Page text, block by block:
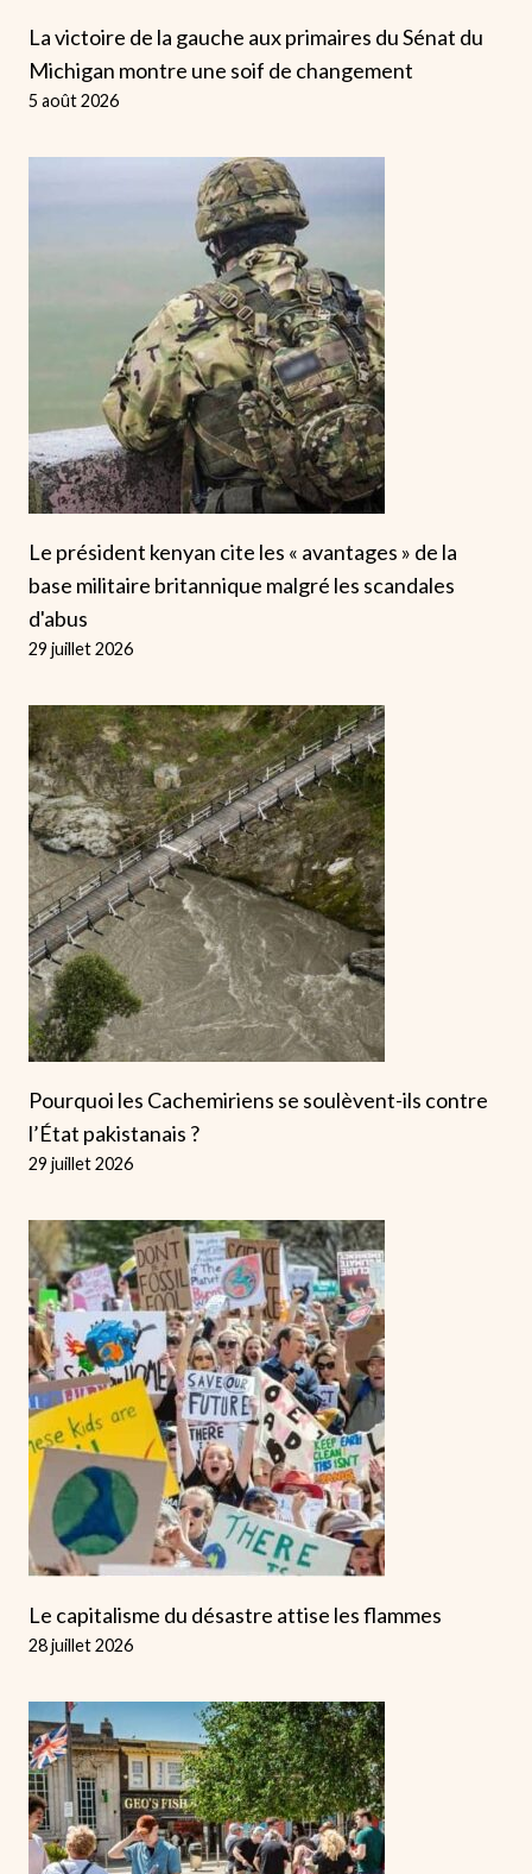
La victoire de la gauche aux primaires du Sénat du
Michigan montre une soif de changement
5 août 2026
Le président kenyan cite les « avantages » de la
base militaire britannique malgré les scandales
d'abus
29 juillet 2026
Pourquoi les Cachemiriens se soulèvent-ils contre
l’État pakistanais ?
29 juillet 2026
Le capitalisme du désastre attise les flammes
28 juillet 2026